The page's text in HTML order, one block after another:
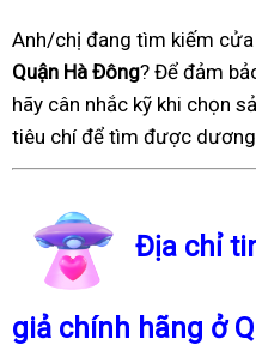
Anh/chị đang tìm kiếm cửa
Quận Hà Đông? Để đảm
hãy cân nhắc kỹ khi chọn
tiêu chí để tìm được
Địa chỉ
giả chính hãng ở